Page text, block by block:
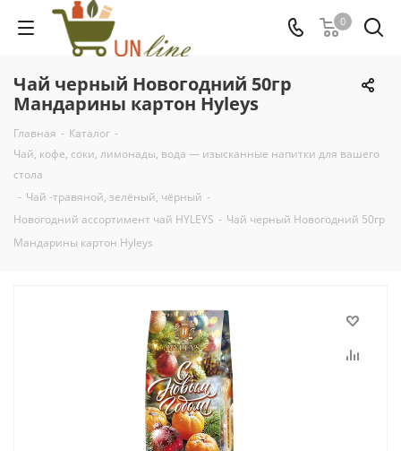
0
Чай черный Новогодний 50гр
Мандарины картон Hyleys
Главная - Каталог -
Чай, кофе, соки, лимонады, вода — изысканные напитки для вашего
стола
- Чай -травяной, зелёный, чёрный -
Новогодний ассортимент чай HYLEYS - Чай черный Новогодний 50гр
Мандарины картон Hyleys